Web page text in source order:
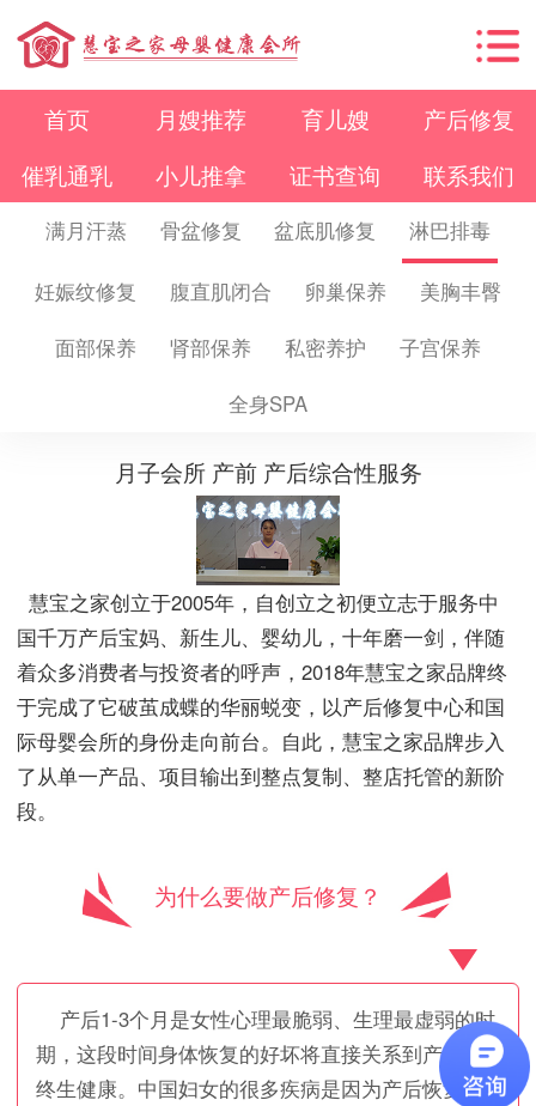
首页 月嫂推荐 育儿嫂
产后修复
催乳通乳
小儿推拿 证书查询 联系我们
满月汗蒸 骨盆修复 盆底肌修复 淋巴排毒
妊娠纹修复 腹直肌闭合 卵巢保养
美胸丰臀
面部保养
肾部保养 私密养护
子宫保养
全身SPA
月子会所 产前 产后综合性服务
慧宝之家创立于2005年，自创立之初便立志于服务中
国千万产后宝妈、新生儿、婴幼儿，十年磨一剑，伴随
着众多消费者与投资者的呼声，2018年慧宝之家品牌终
于完成了它破茧成蝶的华丽蜕变，以产后修复中心和国
际母婴会所的身份走向前台。自此，慧宝之家品牌步入
了从单一产品、项目输出到整点复制、整店托管的新阶
段。
为什么要做产后修复？
产后1-3个月是女性心理最脆弱、生理最虚弱的时
期，这段时间身体恢复的好坏将直接关系到产妇的
终生健康。中国妇女的很多疾病是因为产后恢复不